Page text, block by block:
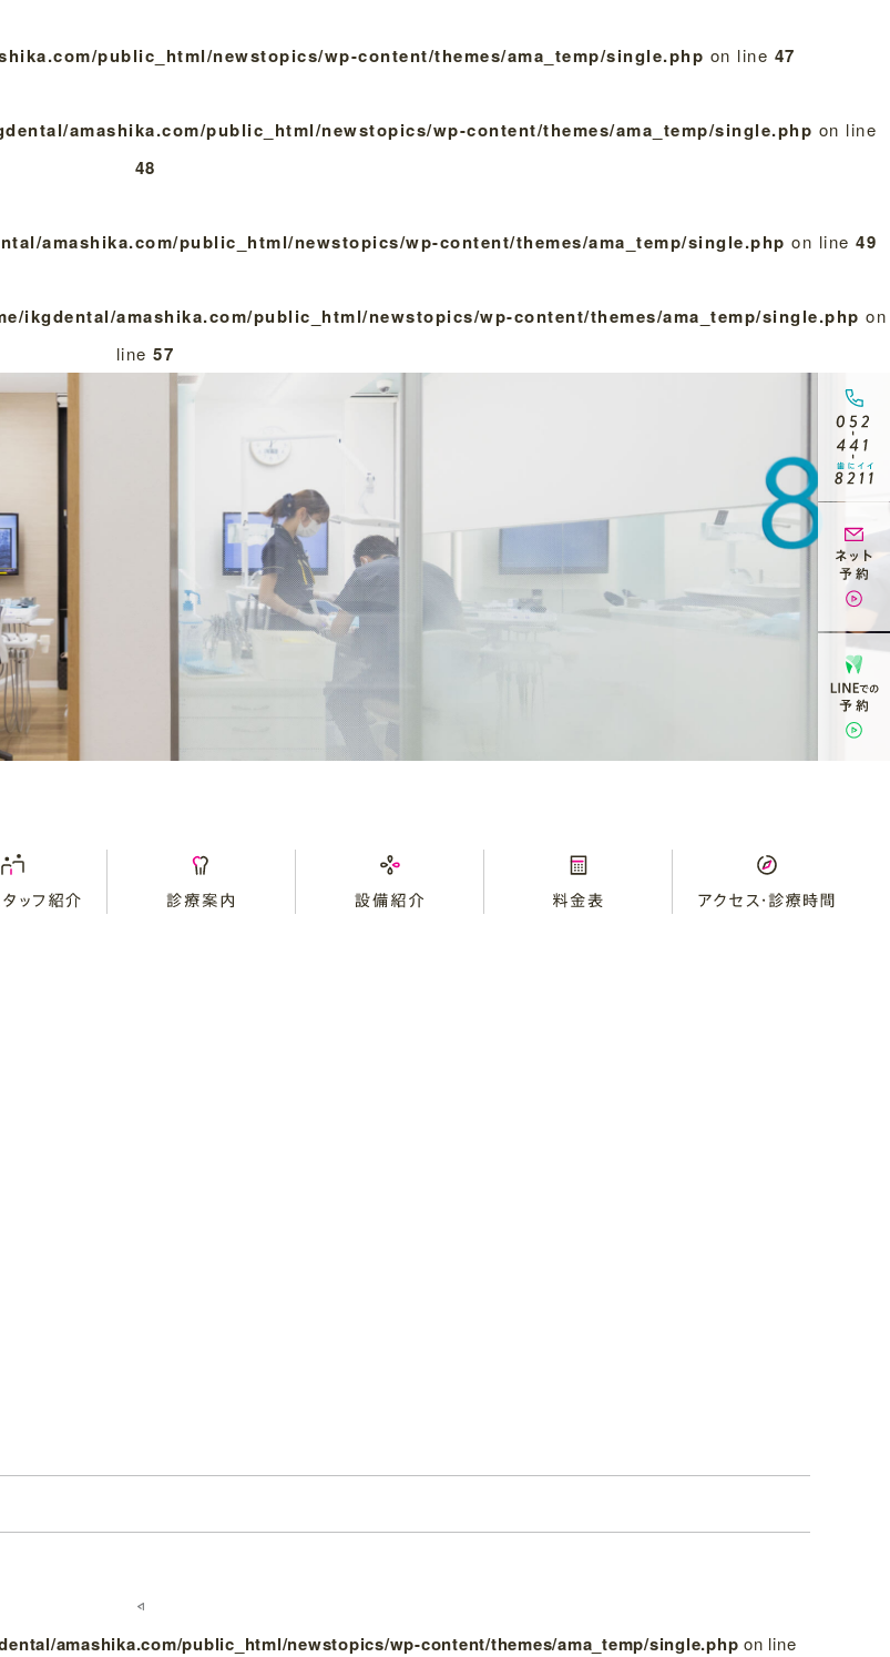
public_html/newstopics/wp-content/themes/ama_temp/single.php on line 47
amashika.com/public_html/newstopics/wp-content/themes/ama_temp/single.php on line
48
amashika.com/public_html/newstopics/wp-content/themes/ama_temp/single.php on line 49
ikgdental/amashika.com/public_html/newstopics/wp-content/themes/ama_temp/single.php on
line57
amashika.com/public_html/newstopics/wp-content/themes/ama_temp/single.php on line